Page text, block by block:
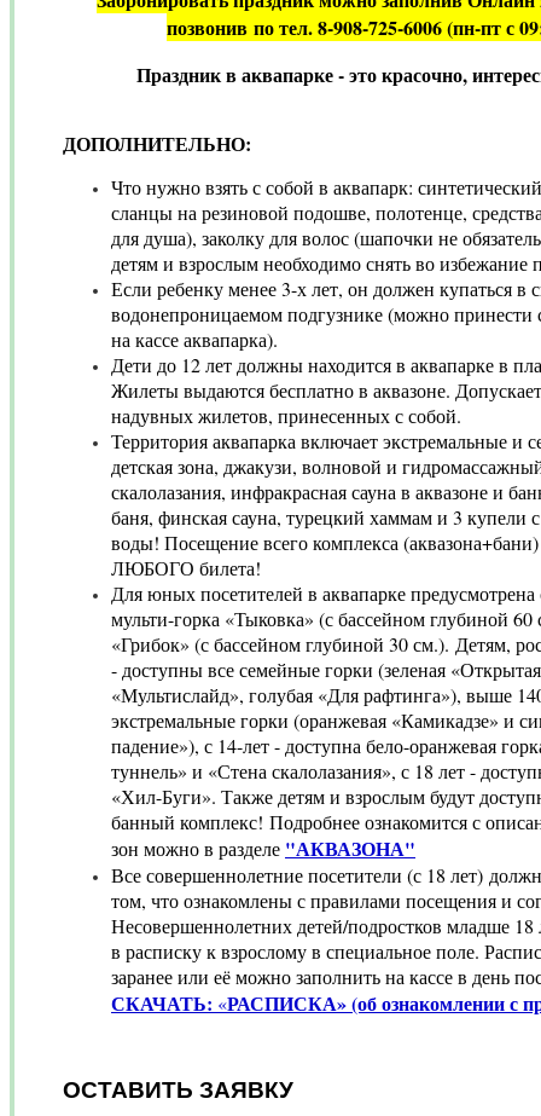
позвонив по тел. 8-908-725-6006(пн-пт с
Праздник в аквапарке - это красочно,
ДОПОЛНИТЕЛЬНО:
Что нужно взять с собой в аквапарк:
сланцы на резиновой подошве, полотенце,
для душа), заколку для волос (шапочки не
детям и взрослым необходимо снять во избежание
Если ребенку менее 3-х лет, он должен купаться в
водонепроницаемом подгузнике (можно принести
на кассе аквапарка).
Дети до 12 лет должны находится в аквапарке в
Жилеты выдаются бесплатно в аквазоне.
надувных жилетов, принесенных с собой.
Территория аквапарка включает экстремальные и
детская зона, джакузи, волновой и
скалолазания, инфракрасная сауна в аквазоне и
баня, финская сауна, турецкий хаммам и 3 купели
воды! Посещение всего комплекса
ЛЮБОГО билета!
Для юных посетителей в аквапарке предусмотрена
мульти-горка «Тыковка» (с бассейном глубиной
«Грибок» (с бассейном глубиной 30 см.). Детям,
- доступны все семейные горки (зеленая
«Мультислайд», голубая «Для рафтинга»), выше
экстремальные горки (оранжевая «Камикадзе» и
падение»), с 14-лет - доступна бело-оранжевая
туннель» и «Стена скалолазания», с 18 лет -
«Хил-Буги». Также детям и взрослым будут
банный комплекс! Подробнее ознакомится с
зон можно в разделе "АКВАЗОНА"
Все совершеннолетние посетители (с 18 лет)
том, что ознакомлены с правилами посещения и
Несовершеннолетних детей/подростков младше 18
в расписку к взрослому в специальное поле.
заранее или её можно заполнить на кассе в день
СКАЧАТЬ: «РАСПИСКА» (об ознакомлении с
ОСТАВИТЬ ЗАЯВКУ